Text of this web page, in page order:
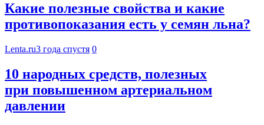
Какие полезные свойства и какие
противопоказания есть у семян льна?
Lenta.ru3 года спустя 0
10 народных средств, полезных
при повышенном артериальном
давлении